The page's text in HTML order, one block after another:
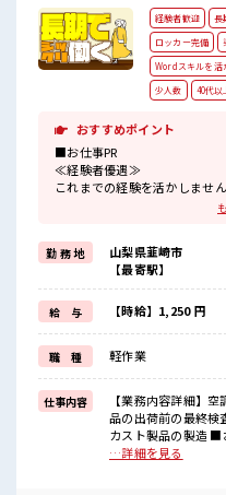
経験者歓迎 長
ロッカー完備
Wordスキルを活
少人数
40代以
おすすめポイント
■お仕事PR
≪経験者優遇≫
これまでの経験を活かしませ
≪1日1時間程の残業で収入ア
残業は月20時間未満で、
ほどよく稼げます♪
≪ヘアカラーOKで自由な雰
明るすぎたり奇抜でなければ基
(規定有)制服があると毎日の
≪収入アップを目指せる≫
高時給だらけの派遣のお仕事で
■職場の雰囲気
“コジンマリ”が好きな方にも
少人数の職場です♪
キバツ過ぎなければ髪色・髪型
勤 務 地
山梨県韮崎市
【最寄駅】
給 与 【時給】1,250 円
職 種 軽作業
仕事内容
【業務内容詳細】
品の出荷前の最終検
カスト製品の製造 ■お仕事PR ≪経験者優遇≫ これまでの経験
を活かしませんか？
…詳細を見る